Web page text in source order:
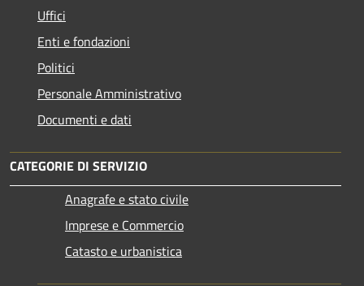
Uffici
Enti e fondazioni
Politici
Personale Amministrativo
Documenti e dati
CATEGORIE DI SERVIZIO
Anagrafe e stato civile
Imprese e Commercio
Catasto e urbanistica